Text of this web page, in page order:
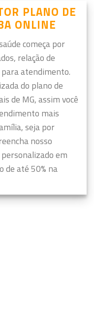
PLANO DE
ONLINE
começa por
relação de
atendimento.
do plano de
de MG, assim você
mais
seja por
nosso
em
de até 50% na